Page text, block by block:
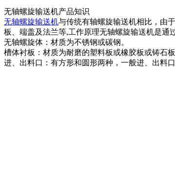
无轴螺旋输送机产品知识
无轴螺旋输送机与传统有轴螺旋输送机相比，由
板、端盖及法兰等,工作原理无轴螺旋输送机是通
无轴螺旋体：材质为不锈钢或碳钢。
槽体衬板：材质为耐磨的塑料板或橡胶板或铸石板
进、出料口：有方形和圆形两种，一般进、出料